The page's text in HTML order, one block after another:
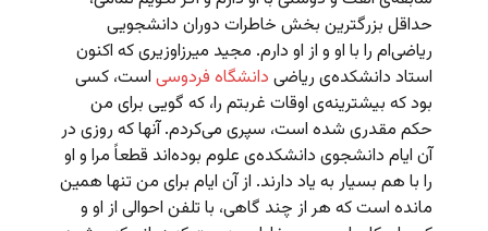
حداقل بزرگترین بخش خاطرات دوران دانشجویی
ریاضی‌ام را با او و از او دارم. مجید میرزاوزیری که اکنون
استاد دانشکده‌ی ریاضی دانشگاه فردوسی است، کسی
بود که بیشترینه‌ی اوقات غربتم را، که گویی برای من
حکم مقدری شده است، سپری می‌کردم. آنها که روزی در
آن ایام دانشجوی دانشکده‌ی علوم بوده‌اند قطعاً مرا و او
را با هم بسیار به یاد دارند. از آن ایام برای من تنها همین
مانده است که هر از چند گاهی، با تلفن احوالی از او و